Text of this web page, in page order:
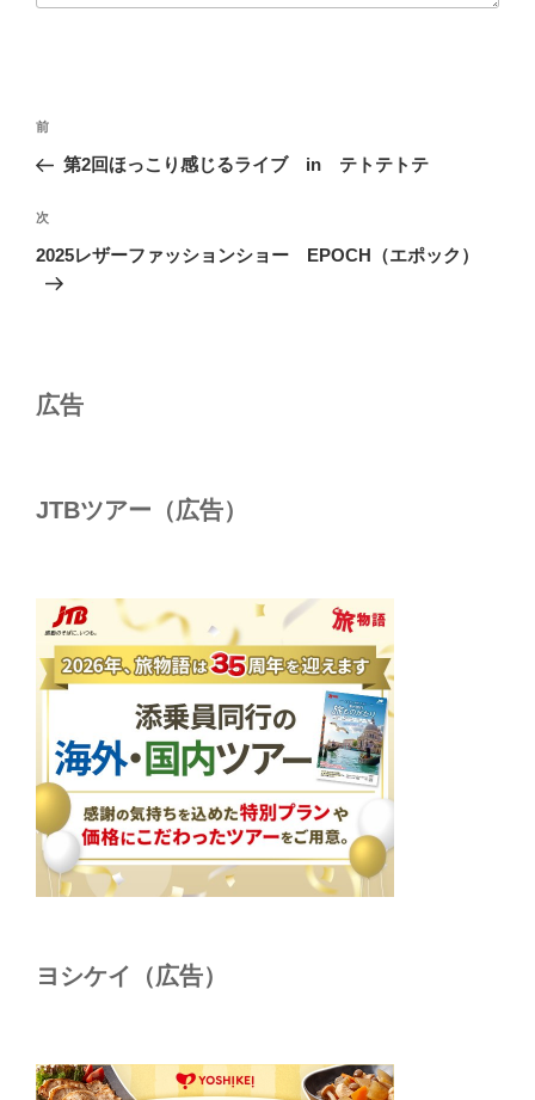
投
ナ
ビ
ゲ
ー
前
の
稿
前
第2回ほっこり感じるライブ in テトテトテ
次
の
次
2025レザーファッションショー EPОCH（エポック）
広告
JTBツアー（広告）
ヨシケイ（広告）